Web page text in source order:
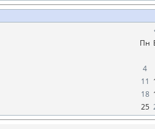
Пн
4
11
18
25